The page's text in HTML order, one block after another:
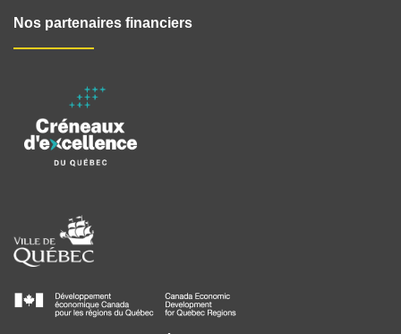
Nos partenaires financiers